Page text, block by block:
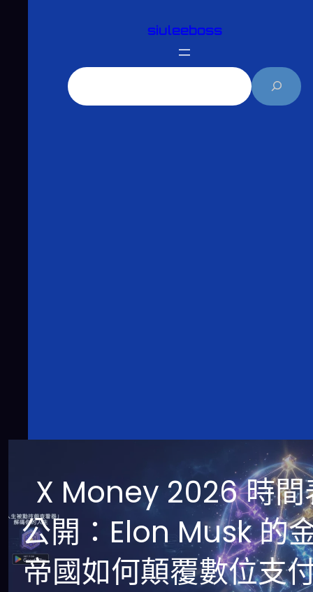
siuleeboss
X Money 2026 時間
公開：Elon Musk 的
帝國如何顛覆數位支